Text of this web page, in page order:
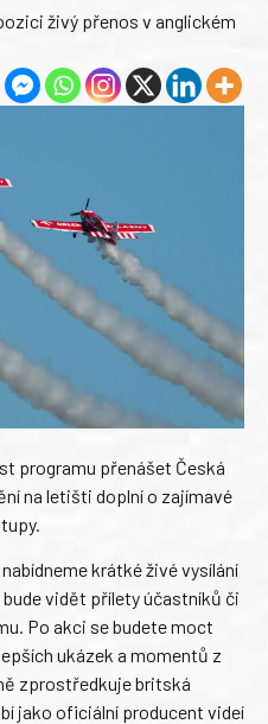
živý přenos v anglickém
programu přenášet Česká
na letišti doplní o zajímavé
nabídneme krátké živé vysílání
bude vidět přílety účastníků či
Po akci se budete moct
ukázek a momentů z
zprostředkuje britská
jako oficiální producent videí